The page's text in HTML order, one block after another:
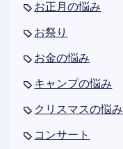
お正月の悩み
お祭り
お金の悩み
キャンプの悩み
クリスマスの悩み
コンサート